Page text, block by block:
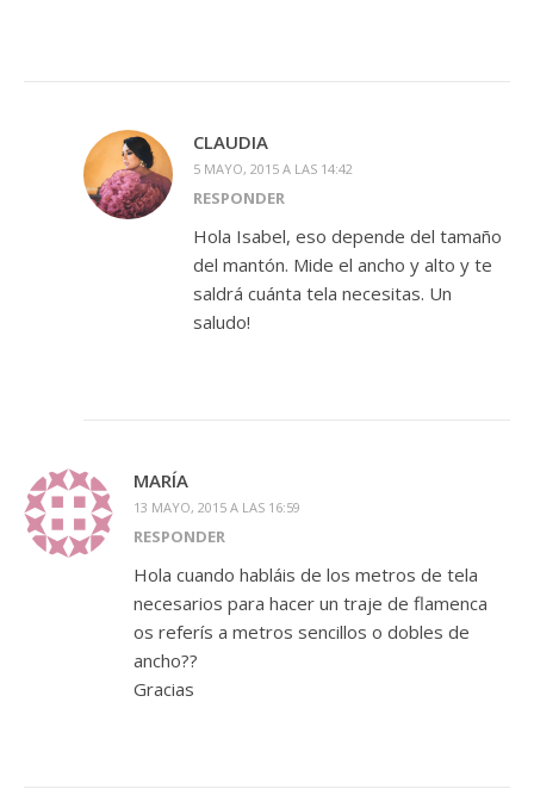
CLAUDIA
5 MAYO, 2015 A LAS 14:42
RESPONDER
Hola Isabel, eso depende del tamaño
del mantón. Mide el ancho y alto y te
saldrá cuánta tela necesitas. Un
saludo!
MARÍA
13 MAYO, 2015 A LAS 16:59
RESPONDER
Hola cuando habláis de los metros de tela
necesarios para hacer un traje de flamenca
os referís a metros sencillos o dobles de
ancho??
Gracias